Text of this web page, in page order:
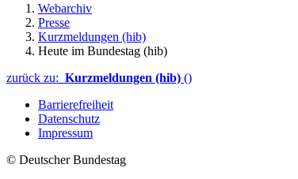
Webarchiv
Presse
Kurzmeldungen (hib)
Heute im Bundestag (hib)
zurück zu: Kurzmeldungen (hib) ()
Barrierefreiheit
Datenschutz
Impressum
© Deutscher Bundestag